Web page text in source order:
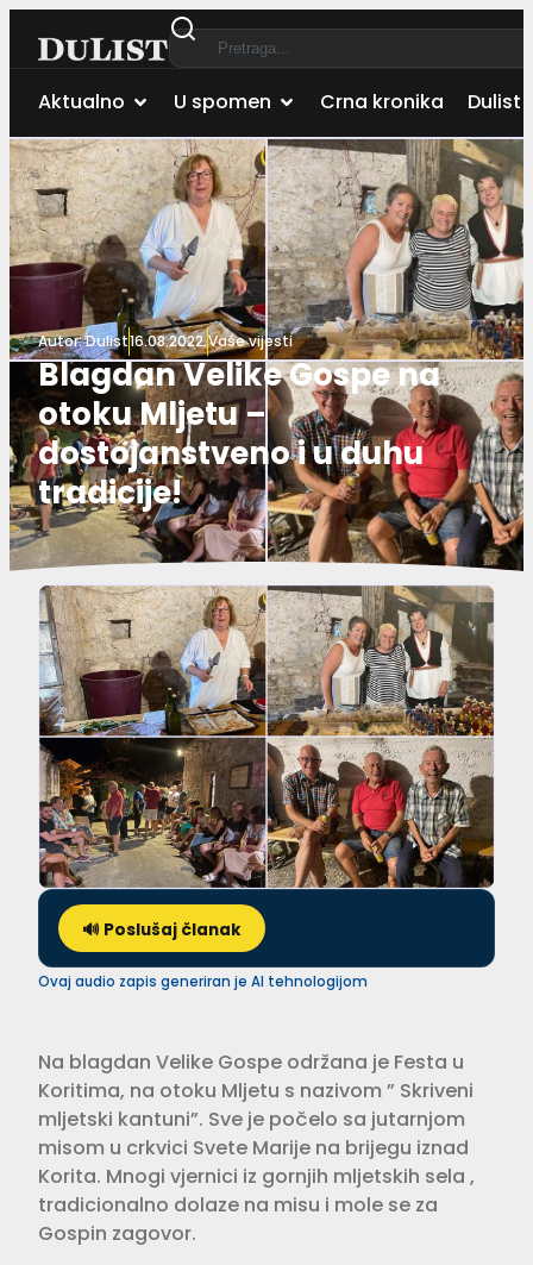
Aktualno U spomen Crna kronika Dulist
Autor:Dulist16.08.2022.Vaše vijesti
Blagdan Velike Gospe na
otoku Mljetu –
dostojanstveno i u duhu
tradicije!
🔊 Poslušaj članak
Ovaj audio zapis generiran je AI tehnologijom
Na blagdan Velike Gospe održana je Festa u
Koritima, na otoku Mljetu s nazivom ” Skriveni
mljetski kantuni”. Sve je počelo sa jutarnjom
misom u crkvici Svete Marije na brijegu iznad
Korita. Mnogi vjernici iz gornjih mljetskih sela ,
tradicionalno dolaze na misu i mole se za
Gospin zagovor.